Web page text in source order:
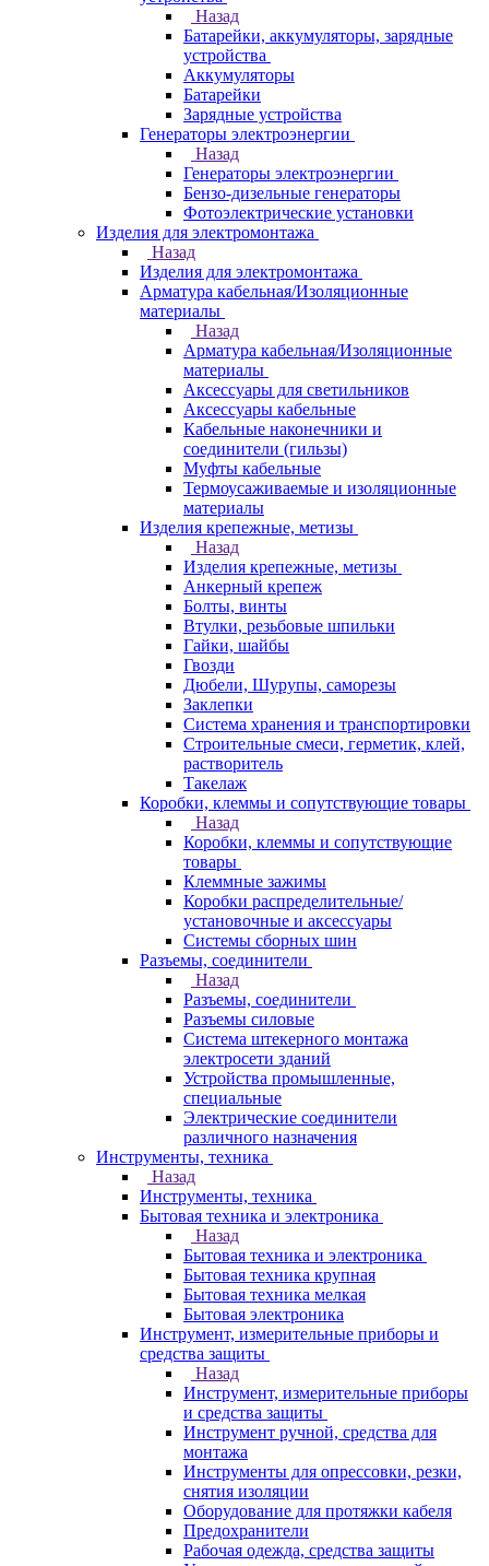
Назад
Батарейки, аккумуляторы, зарядные
устройства
Аккумуляторы
Батарейки
Зарядные устройства
Генераторы электроэнергии
Назад
Генераторы электроэнергии
Бензо-дизельные генераторы
Фотоэлектрические установки
Изделия для электромонтажа
Назад
Изделия для электромонтажа
Арматура кабельная/Изоляционные
материалы
Назад
Арматура кабельная/Изоляционные
материалы
Аксессуары для светильников
Аксессуары кабельные
Кабельные наконечники и
соединители (гильзы)
Муфты кабельные
Термоусаживаемые и изоляционные
материалы
Изделия крепежные, метизы
Назад
Изделия крепежные, метизы
Анкерный крепеж
Болты, винты
Втулки, резьбовые шпильки
Гайки, шайбы
Гвозди
Дюбели, Шурупы, саморезы
Заклепки
Система хранения и транспортировки
Строительные смеси, герметик, клей,
растворитель
Такелаж
Коробки, клеммы и сопутствующие товары
Назад
Коробки, клеммы и сопутствующие
товары
Клеммные зажимы
Коробки распределительные/
установочные и аксессуары
Системы сборных шин
Разъемы, соединители
Назад
Разъемы, соединители
Разъемы силовые
Система штекерного монтажа
электросети зданий
Устройства промышленные,
специальные
Электрические соединители
различного назначения
Инструменты, техника
Назад
Инструменты, техника
Бытовая техника и электроника
Назад
Бытовая техника и электроника
Бытовая техника крупная
Бытовая техника мелкая
Бытовая электроника
Инструмент, измерительные приборы и
средства защиты
Назад
Инструмент, измерительные приборы
и средства защиты
Инструмент ручной, средства для
монтажа
Инструменты для опрессовки, резки,
снятия изоляции
Оборудование для протяжки кабеля
Предохранители
Рабочая одежда, средства защиты